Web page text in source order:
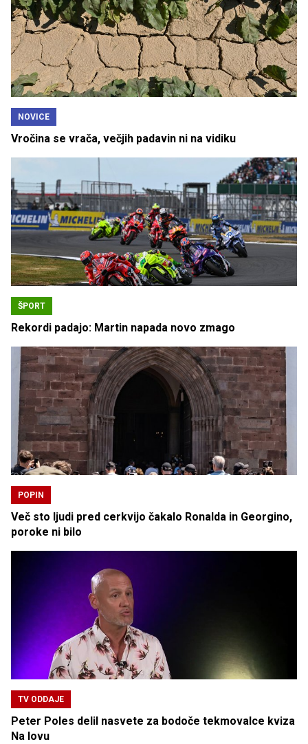
NOVICE
Vročina se vrača, večjih padavin ni na vidiku
ŠPORT
Rekordi padajo: Martin napada novo zmago
POPIN
Več sto ljudi pred cerkvijo čakalo Ronalda in Georgino,
poroke ni bilo
TV ODDAJE
Peter Poles delil nasvete za bodoče tekmovalce kviza
Na lovu